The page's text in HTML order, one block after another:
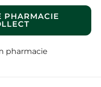
PHARMACIE
pharmacie